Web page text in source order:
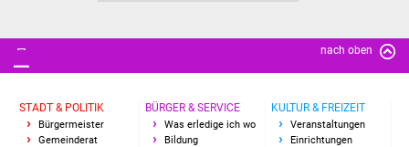
Sommerwochen für
Ältere
nach oben
STADT & POLITIK
Bürgermeister
Gemeinderat
BÜRGER & SERVICE
Was erledige ich wo
Bildung
KULTUR & FREIZEIT
Veranstaltungen
Einrichtungen